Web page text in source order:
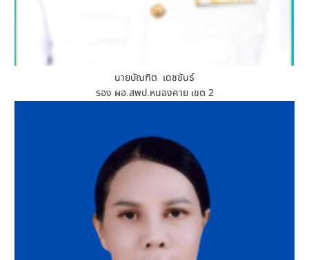
นายบัณฑิต เดชขันธ์
รอง ผอ.สพป.หนองคาย เขต 2